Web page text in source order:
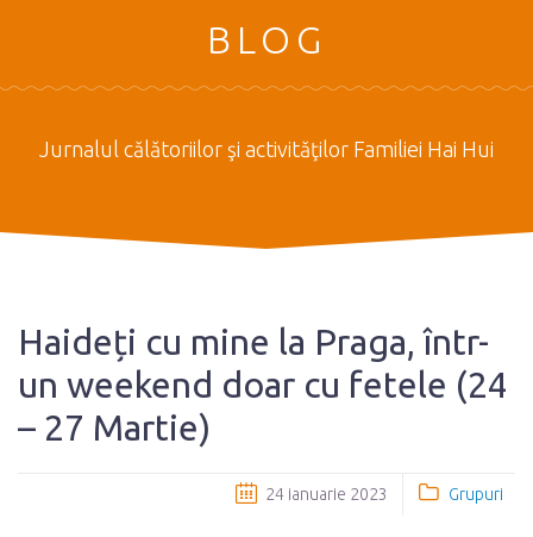
BLOG
Jurnalul călătoriilor şi activităţilor Familiei Hai Hui
Haideți cu mine la Praga, într-
un weekend doar cu fetele (24
– 27 Martie)
24 ianuarie 2023 Grupuri